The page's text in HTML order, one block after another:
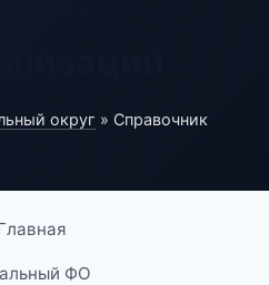
округ » Справочник
ФО